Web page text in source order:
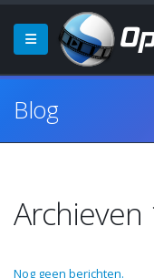
Blog
Nog geen berichten.